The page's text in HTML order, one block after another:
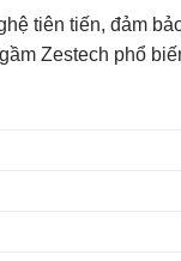
tiên tiến, đảm
Zestech phổ